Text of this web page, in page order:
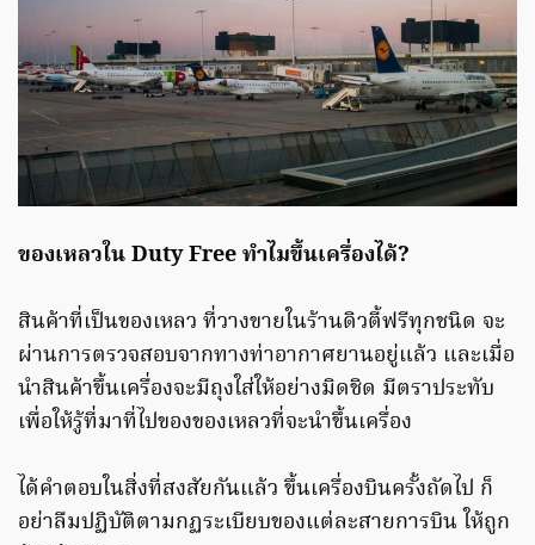
ของเหลวใน Duty Free ทำไมขึ้นเครื่องได้?
สินค้าที่เป็นของเหลว ที่วางขายในร้านดิวตี้ฟรีทุกชนิด จะ
ผ่านการตรวจสอบจากทางท่าอากาศยานอยู่แล้ว และเมื่อ
นำสินค้าขึ้นเครื่องจะมีถุงใส่ให้อย่างมิดชิด มีตราประทับ
เพื่อให้รู้ที่มาที่ไปของของเหลวที่จะนำขึ้นเครื่อง
ได้คำตอบในสิ่งที่สงสัยกันแล้ว ขึ้นเครื่องบินครั้งถัดไป ก็
อย่าลืมปฏิบัติตามกฏระเบียบของแต่ละสายการบิน ให้ถูก